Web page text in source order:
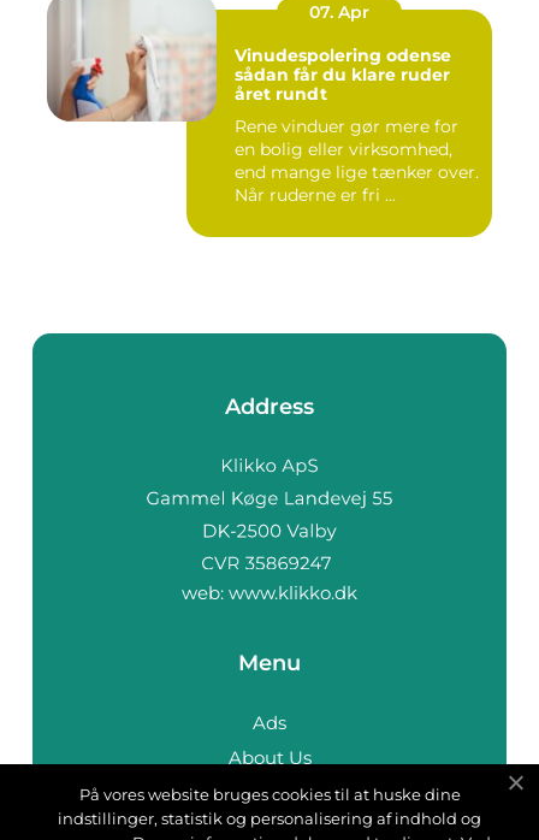
07. Apr
Vinudespolering odense
sådan får du klare ruder
året rundt
Rene vinduer gør mere for
en bolig eller virksomhed,
end mange lige tænker over.
Når ruderne er fri ...
Address
web: www.klikko.dk
Menu
Ads
About Us
Cookies
Contact
På vores website bruges cookies til at huske dine
indstillinger, statistik og personalisering af indhold og